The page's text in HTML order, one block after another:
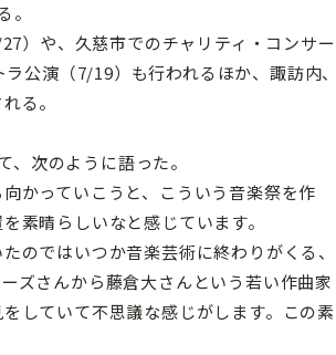
）や、久慈市でのチャリティ・コンサー
公演（7/19）も行われるほか、諏訪内、
る。
次のように語った。
かっていこうと、こういう音楽祭を作
素晴らしいなと感じています。
のではいつか音楽芸術に終わりがくる、
ズさんから藤倉大さんという若い作曲家
していて不思議な感じがします。この素